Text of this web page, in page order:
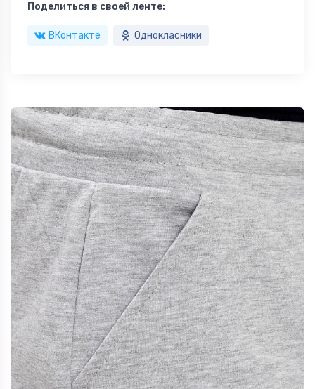
Поделиться в своей ленте:
ВКонтакте Однокласники